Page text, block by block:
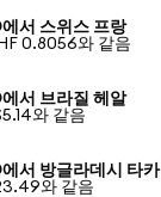
서 스위스 프랑
0.8056와 같음
서 브라질 헤알
와 같음
서 방글라데시 타카
와 같음